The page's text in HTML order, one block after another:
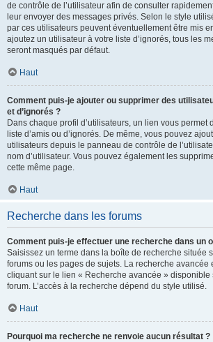
de contrôle de l’utilisateur afin de consulter
leur envoyer des messages privés. Selon le style
par ces utilisateurs peuvent éventuellement être mis
ajoutez un utilisateur à votre liste d’ignorés, tous les
seront masqués par défaut.
Haut
Comment puis-je ajouter ou supprimer des
et d’ignorés ?
Dans chaque profil d’utilisateurs, un lien vous permet
liste d’amis ou d’ignorés. De même, vous pouvez
utilisateurs depuis le panneau de contrôle de
nom d’utilisateur. Vous pouvez également les
cette même page.
Haut
Recherche dans les forums
Comment puis-je effectuer une recherche dans un
Saisissez un terme dans la boîte de recherche située
forums ou les pages de sujets. La recherche avancée
cliquant sur le lien « Recherche avancée » disponible
forum. L’accès à la recherche dépend du style utilisé.
Haut
Pourquoi ma recherche ne renvoie aucun résultat ?